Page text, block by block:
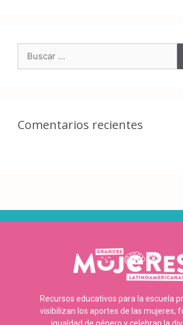
Comentarios recientes
Recursos educativos para la escuela
visibilizan los aportes de las mujeres,
igualdad de género y celebran la